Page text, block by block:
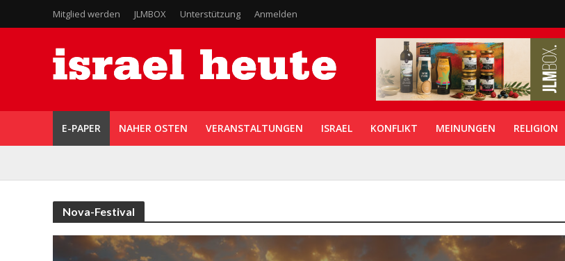
Mitglied werden JLMBOX Unterstützung Anmelden
E-PAPER NAHER OSTEN VERANSTALTUNGEN ISRAEL KONFLIKT MEINUNGEN RELIGION
Nova-Festival